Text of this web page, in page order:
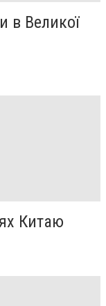
в Великої
Китаю